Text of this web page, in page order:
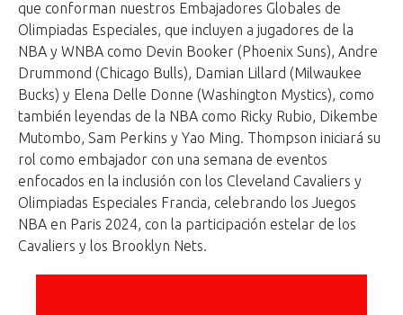
que conforman nuestros Embajadores Globales de
Olimpiadas Especiales, que incluyen a jugadores de la
NBA y WNBA como Devin Booker (Phoenix Suns), Andre
Drummond (Chicago Bulls), Damian Lillard (Milwaukee
Bucks) y Elena Delle Donne (Washington Mystics), como
también leyendas de la NBA como Ricky Rubio, Dikembe
Mutombo, Sam Perkins y Yao Ming. Thompson iniciará su
rol como embajador con una semana de eventos
enfocados en la inclusión con los Cleveland Cavaliers y
Olimpiadas Especiales Francia, celebrando los Juegos
NBA en Paris 2024, con la participación estelar de los
Cavaliers y los Brooklyn Nets.